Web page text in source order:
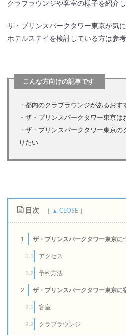
クラブラウンジや客室の様子を紹介し
ザ・プリンスパークタワー東京が気
ホテルステイを検討している方は参
こんな方向けの記事です
・都内のクラブラウンジがあるおす
・ザ・プリンスパークタワー東京は
・ザ・プリンスパークタワー東京
りたい
目次
1 ザ・プリンスパークタワー東京に
1.1 アクセス
1.2 予約方法
2 ザ・プリンスパークタワー東京に
2.1 客室
2.2 クラブラウンジ